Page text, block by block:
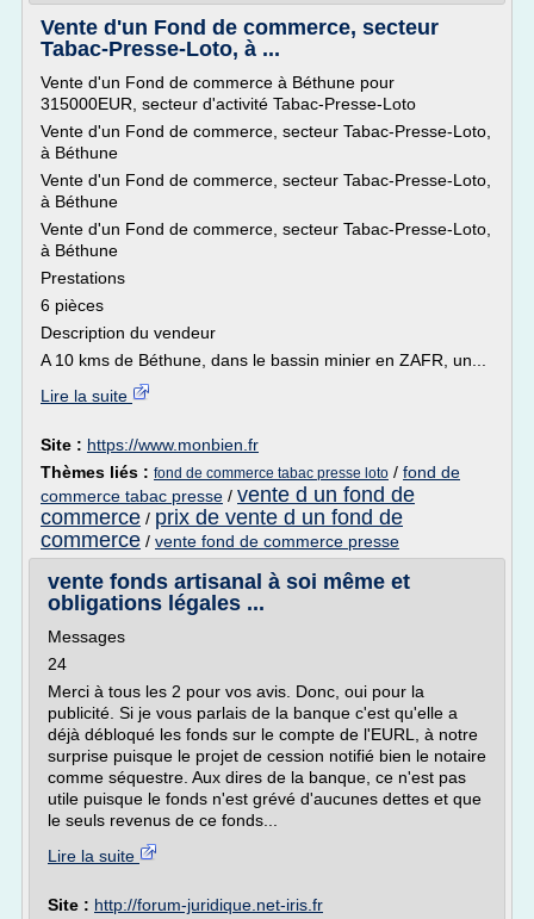
Vente d'un Fond de commerce, secteur
Tabac-Presse-Loto, à ...
Vente d'un Fond de commerce à Béthune pour
315000EUR, secteur d'activité Tabac-Presse-Loto
Vente d'un Fond de commerce, secteur Tabac-Presse-Loto,
à Béthune
Vente d'un Fond de commerce, secteur Tabac-Presse-Loto,
à Béthune
Vente d'un Fond de commerce, secteur Tabac-Presse-Loto,
à Béthune
Prestations
6 pièces
Description du vendeur
A 10 kms de Béthune, dans le bassin minier en ZAFR, un...
Lire la suite
Site : https://www.monbien.fr
Thèmes liés : fond de commerce tabac presse loto / fond de
commerce tabac presse / vente d un fond de
commerce / prix de vente d un fond de
commerce / vente fond de commerce presse
vente fonds artisanal à soi même et
obligations légales ...
Messages
24
Merci à tous les 2 pour vos avis. Donc, oui pour la
publicité. Si je vous parlais de la banque c'est qu'elle a
déjà débloqué les fonds sur le compte de l'EURL, à notre
surprise puisque le projet de cession notifié bien le notaire
comme séquestre. Aux dires de la banque, ce n'est pas
utile puisque le fonds n'est grévé d'aucunes dettes et que
le seuls revenus de ce fonds...
Lire la suite
Site : http://forum-juridique.net-iris.fr